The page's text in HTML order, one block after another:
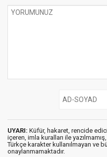
UYARI: Küfür, hakaret, rencide
içeren, imla kuralları ile yazılmamış,
Türkçe karakter kullanılmayan ve
onaylanmamaktadır.